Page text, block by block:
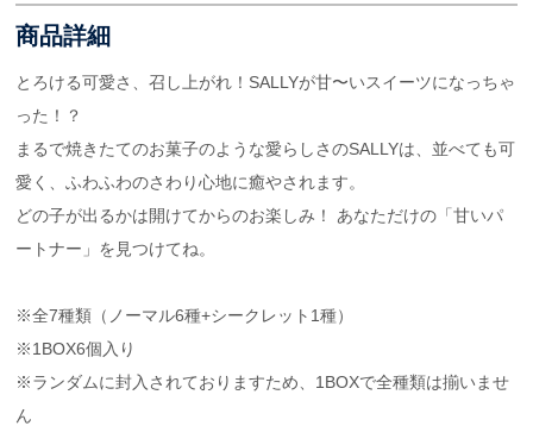
商品詳細
とろける可愛さ、召し上がれ！SALLYが甘〜いスイーツになっちゃ
った！？
まるで焼きたてのお菓子のような愛らしさのSALLYは、並べても可
愛く、ふわふわのさわり心地に癒やされます。
どの子が出るかは開けてからのお楽しみ！ あなただけの「甘いパ
ートナー」を見つけてね。
※全7種類（ノーマル6種+シークレット1種）
※1BOX6個入り
※ランダムに封入されておりますため、1BOXで全種類は揃いませ
ん